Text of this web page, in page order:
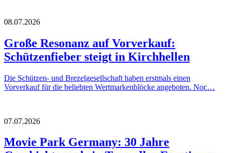
08.07.2026
Große Resonanz auf Vorverkauf:
Schützenfieber steigt in Kirchhellen
Die Schützen- und Brezelgesellschaft haben erstmals einen
Vorverkauf für die beliebten Wertmarkenblöcke angeboten. Noc…
07.07.2026
Movie Park Germany: 30 Jahre